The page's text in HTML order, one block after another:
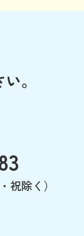
。
祝除く）